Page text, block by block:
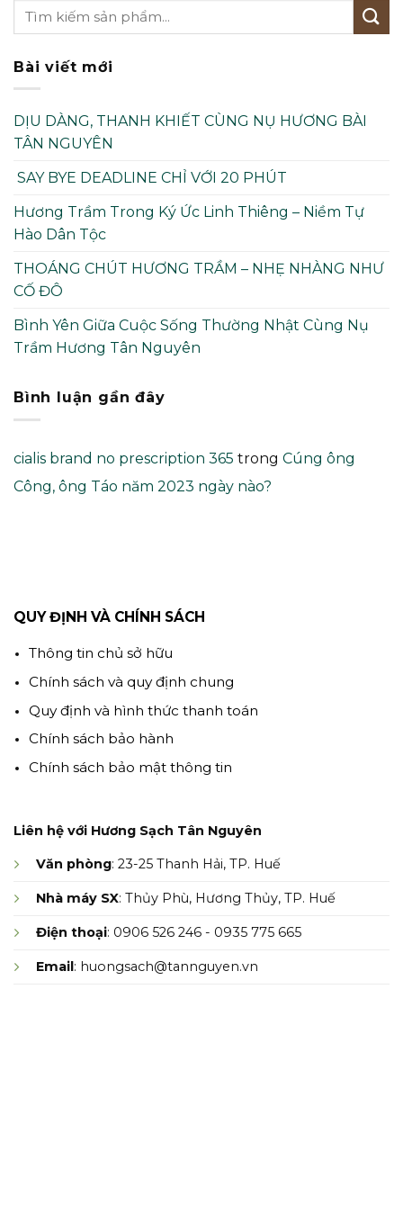
Bài viết mới
DỊU DÀNG, THANH KHIẾT CÙNG NỤ HƯƠNG BÀI
TÂN NGUYÊN
SAY BYE DEADLINE CHỈ VỚI 20 PHÚT
Hương Trầm Trong Ký Ức Linh Thiêng – Niềm Tự
Hào Dân Tộc
THOÁNG CHÚT HƯƠNG TRẦM – NHẸ NHÀNG NHƯ
CỐ ĐÔ
Bình Yên Giữa Cuộc Sống Thường Nhật Cùng Nụ
Trầm Hương Tân Nguyên
Bình luận gần đây
cialis brand no prescription 365 trong Cúng ông
Công, ông Táo năm 2023 ngày nào?
QUY ĐỊNH VÀ CHÍNH SÁCH
Thông tin chủ sở hữu
Chính sách và quy định chung
Quy định và hình thức thanh toán
Chính sách bảo hành
Chính sách bảo mật thông tin
Liên hệ với Hương Sạch Tân Nguyên
Văn phòng: 23-25 Thanh Hải, TP. Huế
Nhà máy SX: Thủy Phù, Hương Thủy, TP. Huế
Điện thoại: 0906 526 246 - 0935 775 665
Email: huongsach@tannguyen.vn